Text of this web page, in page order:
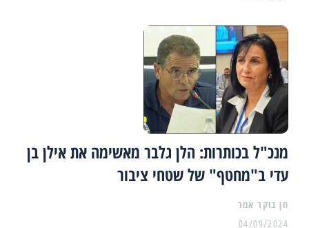
מנכ"ל בכותרות: הלן גלבר מאשימה את אילן בן
עדי ב"מחטף" של שטחי ציבור
04/09/2024